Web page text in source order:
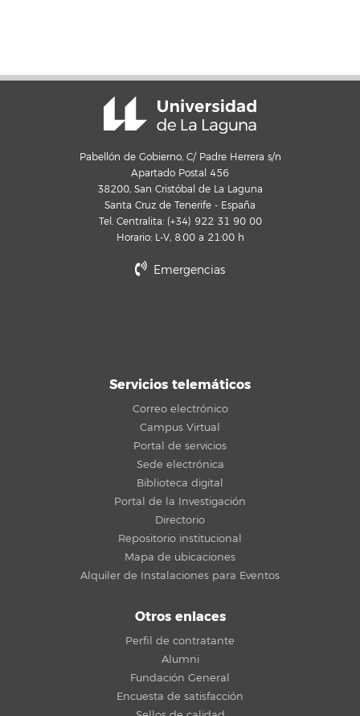
Pabellón de Gobierno, C/ Padre Herrera s/n
Apartado Postal 456
38200, San Cristóbal de La Laguna
Santa Cruz de Tenerife - España
Tel. Centralita: (+34) 922 31 90 00
Horario: L-V, 8:00 a 21:00 h
Emergencias
Servicios telemáticos
Correo electrónico
Campus Virtual
Portal de servicios
Sede electrónica
Biblioteca digital
Portal de la Investigación
Directorio
Repositorio institucional
Mapa de ubicaciones
Alquiler de Instalaciones para Eventos
Otros enlaces
Perfil de contratante
Alumni
Fundación General
Encuesta de satisfacción